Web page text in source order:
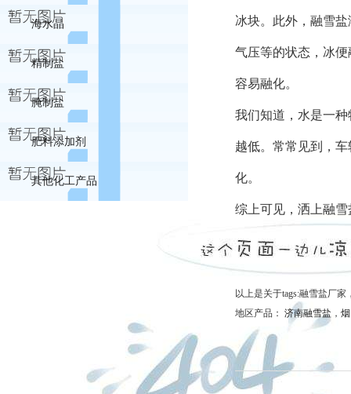
海水晶
精制盐
腌制盐
肥料添加剂
其他化工产品
冰块。此外，融雪
气压等的状态，冰
容易融化。
我们知道，水是一
越低。常常见到，
化。
综上可见，洒上融
以上是关于tags:融雪盐厂
地区产品： 济南融雪盐 ，